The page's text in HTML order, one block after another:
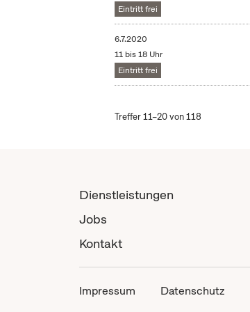
Eintritt frei
6.7.2020
11 bis 18 Uhr
Eintritt frei
Treffer 11–20 von 118
Dienstleistungen
Jobs
Kontakt
Impressum Datenschutz